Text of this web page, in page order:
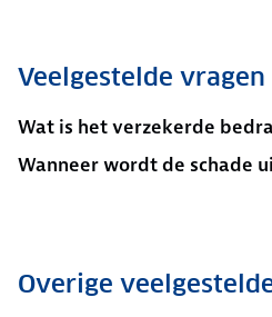
Veelgestelde vragen
Wat is het verzekerde
Wanneer wordt de schade
Overige